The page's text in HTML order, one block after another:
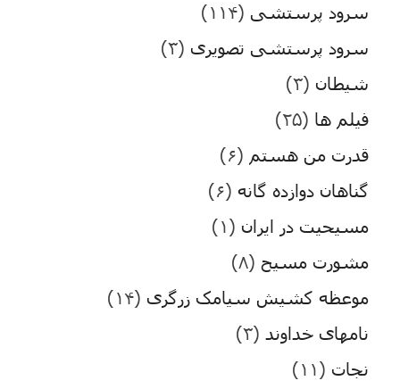
سرود پرستشی (۱۱۴)
سرود پرستشی تصویری (۳)
شیطان (۳)
فیلم ها (۲۵)
قدرت من هستم (۶)
گناهان دوازده گانه (۶)
مسیحیت در ایران (۱)
مشورت مسیح (۸)
موعظه کشیش سیامک زرگری (۱۴)
نامهای خداوند (۳)
نجات (۱۱)